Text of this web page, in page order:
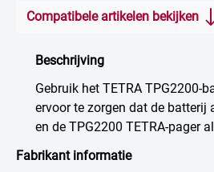
Compatibele artikelen bekijken
Beschrijving
Gebruik het TETRA TPG2200-
ervoor te zorgen dat de batterij
en de TPG2200 TETRA-pager
Fabrikant informatie